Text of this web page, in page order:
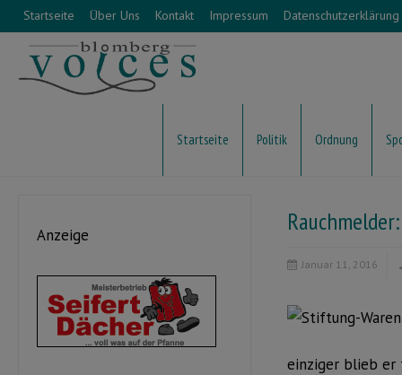
Startseite Über Uns Kontakt Impressum Datenschutzerklärung
Startseite Politik Ordnung
Januar 11, 2016
einziger blieb er
Anzeige